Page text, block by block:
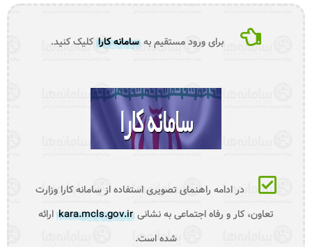
برای ورود مستقیم به سامانه کارا کلیک کنید.
در ادامه راهنمای تصویری استفاده از سامانه کارا وزارت
تعاون، کار و رفاه اجتماعی به نشانی kara.mcls.gov.ir ارائه
شده است.